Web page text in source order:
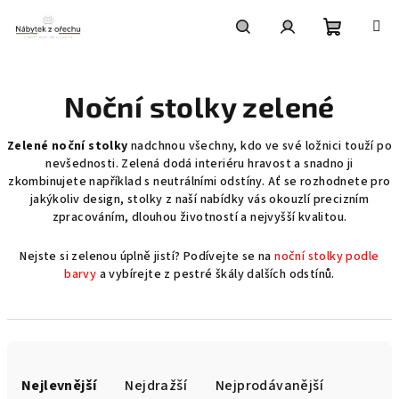
obsah
košík
Noční stolky zelené
Zelené noční stolky nadchnou všechny, kdo ve své ložnici touží po
nevšednosti. Zelená dodá interiéru hravost a snadno ji
zkombinujete například s neutrálními odstíny. Ať se rozhodnete pro
jakýkoliv design, stolky z naší nabídky vás okouzlí precizním
zpracováním, dlouhou životností a nejvyšší kvalitou.
Nejste si zelenou úplně jistí? Podívejte se nanoční stolky podle
barvy a vybírejte z pestré škály dalších odstínů.
Nejlevnější Nejdražší Nejprodávanější